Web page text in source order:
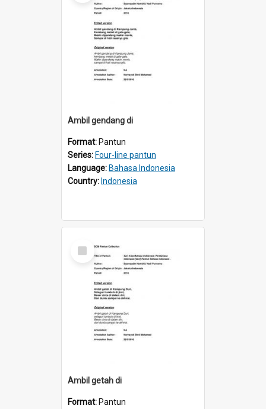
Ambil gendang di
Format: Pantun
Series: Four-line pantun
Language: Bahasa Indonesia
Country: Indonesia
Select
Item
Ambil getah di
Format: Pantun